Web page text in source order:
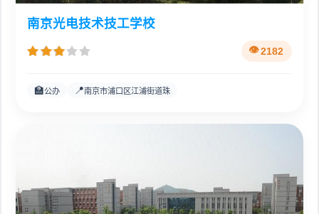
南京光电技术技工学校
2182
🏫公办 📍南京市浦口区江浦街道珠